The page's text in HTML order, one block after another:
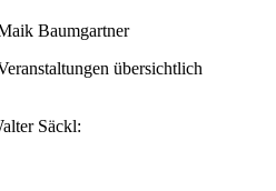
Baumgartner
übersichtlich
Säckl: